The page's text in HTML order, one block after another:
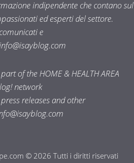
indipendente che contano sul
ed esperti del settore.
e
of the HOME & HEALTH AREA
network
releases and other
© 2026 Tutti i diritti riservati